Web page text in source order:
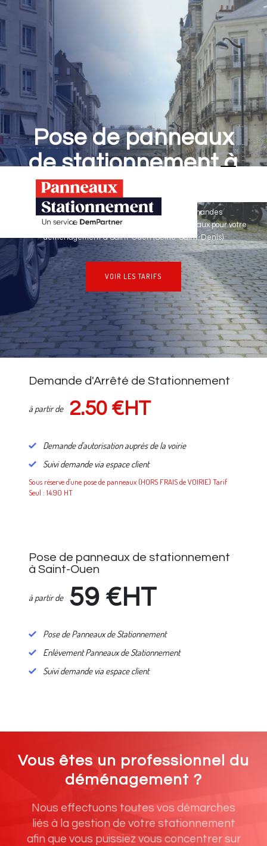
Pose de panneaux
de stationnement à
Saint-Ouen
Panneaux Stationnement effectue vos demandes
d'autorisations de stationnement & pose de panneaux pour votre
déménagement à Saint-Ouen (Seine-Saint-Denis)
VOIR LES TARIFS
NOS TARIFS
Demande d'Arrêté de Stationnement
à partir de 2.50 €HT
Demande d'autorisation auprès de la voirie
Suivi demande via espace client
Sous réserve d'une pose de panneaux (HORS FRAIS de VOIRIE) Tarif
Seul : 14.90 HT
Pose de panneaux de stationnement
à Saint-Ouen
à partir de 59 €HT
Pose de Panneaux de Stationnement
Enlèvement Panneaux de Stationnement
Suivi demande via espace client
Vous êtes un professionnel du
déménagement ?
Nous effectuons toutes vos démarches
liés à la gestion de votre stationnement
afin que vous puissiez vous concentrer sur